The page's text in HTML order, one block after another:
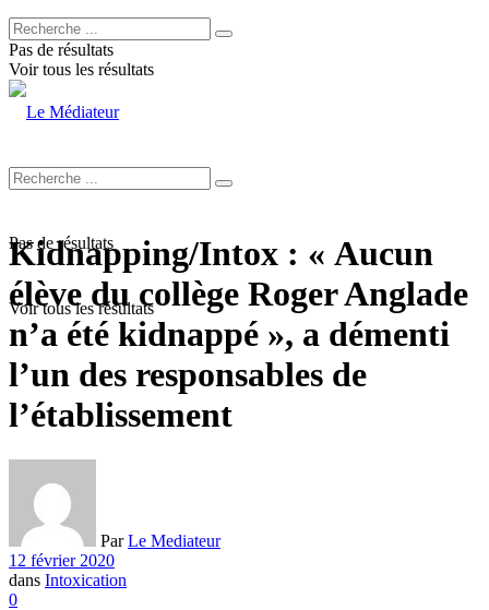
Pas de résultats
Voir tous les résultats
Pas de résultats
Voir tous les résultats
Kidnapping/Intox : « Aucun
élève du collège Roger Anglade
n’a été kidnappé », a démenti
l’un des responsables de
l’établissement
Par Le Mediateur
12 février 2020
dans Intoxication
0